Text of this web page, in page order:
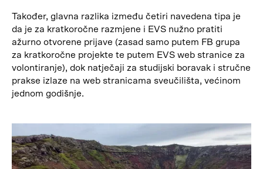
Također, glavna razlika između četiri navedena tipa je
da je za kratkoročne razmjene i EVS nužno pratiti
ažurno otvorene prijave (zasad samo putem FB grupa
za kratkoročne projekte te putem EVS web stranice za
volontiranje), dok natječaji za studijski boravak i stručne
prakse izlaze na web stranicama sveučilišta, većinom
jednom godišnje.